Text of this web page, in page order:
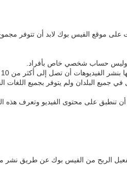
على موقع الفيس بوك لابد أن
وليس حساب شخصي خاص بأفراد.
أن تصل إلى أكثر من 10 آلاف متابع.
البلدان ولم يتوفر بجميع اللغات
على محتوى الفيديو وتعرف هذه
الربح من الفيس بوك عن طريق